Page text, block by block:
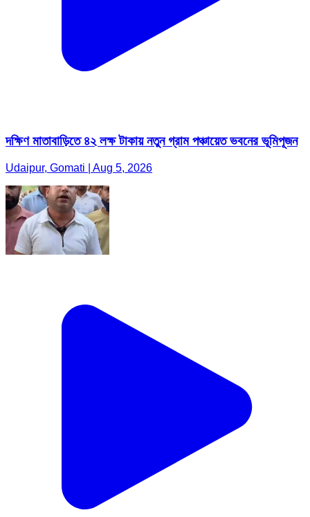
দক্ষিণ মাতাবাড়িতে ৪২ লক্ষ টাকায় নতুন গ্রাম পঞ্চায়েত ভবনের ভূমিপূজন
Udaipur, Gomati | Aug 5, 2026